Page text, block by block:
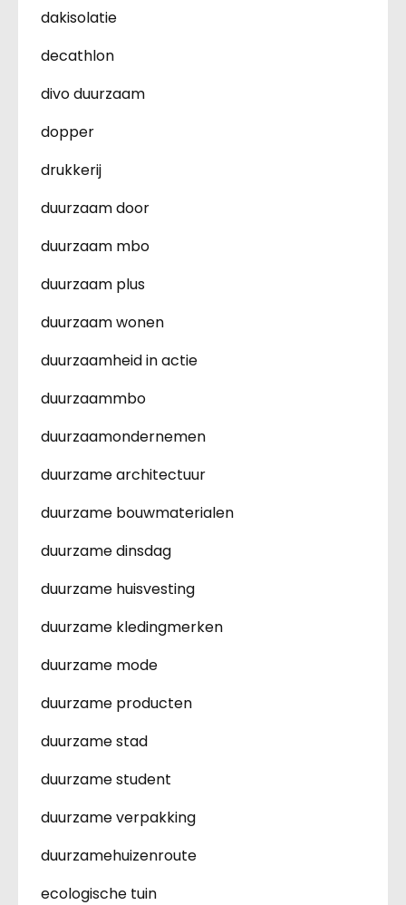
dakisolatie
decathlon
divo duurzaam
dopper
drukkerij
duurzaam door
duurzaam mbo
duurzaam plus
duurzaam wonen
duurzaamheid in actie
duurzaammbo
duurzaamondernemen
duurzame architectuur
duurzame bouwmaterialen
duurzame dinsdag
duurzame huisvesting
duurzame kledingmerken
duurzame mode
duurzame producten
duurzame stad
duurzame student
duurzame verpakking
duurzamehuizenroute
ecologische tuin